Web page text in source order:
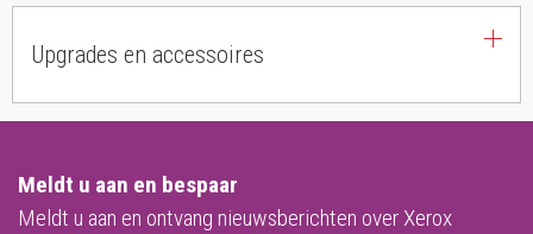
Upgrades en accessoires
Meldt u aan en bespaar
Meldt u aan en ontvang nieuwsberichten over Xerox